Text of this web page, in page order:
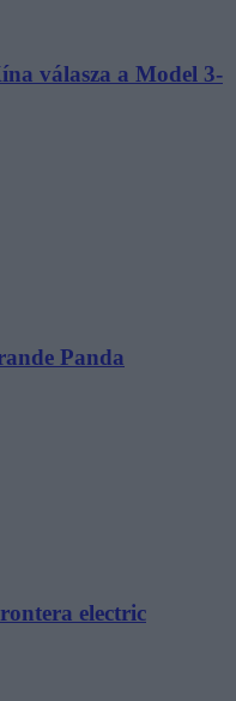
válasza a Model 3-
Panda
electric